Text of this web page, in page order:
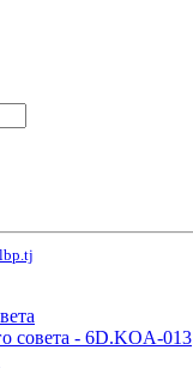
совета - 6D.KOA-013